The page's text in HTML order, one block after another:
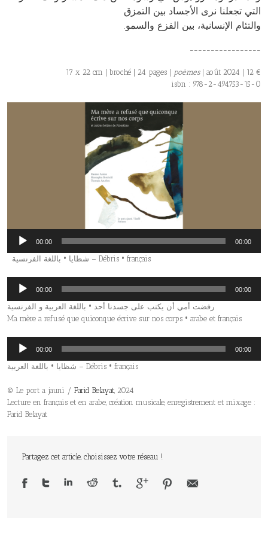
التي تجعلنا نرى الأجساد بين التمزق
.والتئام الإنسانية، بين الفزع والسمو
_________________
17 x 22 cm | broché | 24 pages | poèmes| août 2024 | 12 €
isbn : 978-2-494753-15-0
Lecteur
audio
00:00 00:00
شظايا • باللغة الفرنسية – Débris • français
Lecteur
audio
00:00 00:00
رفضت‭ ‬أمي‭ ‬أن‭ ‬يكتب‭ ‬على‭ ‬جسدنا‭ ‬أحد‭ • ‬باللغة العربية‭ ‬و‭ ‬الفرنسية
Ma mère a refusé que quiconque écrive sur nos corps • arabe et français
Lecteur
audio
00:00 00:00
شظايا • باللغة العربية – Débris • français
© Le port a jauni / Farid Belayat, 2024
Lecture en français et en arabe, création musicale, enregistrement et mixage :
Farid Belayat
Partagez cet article, choisissez votre réseau !